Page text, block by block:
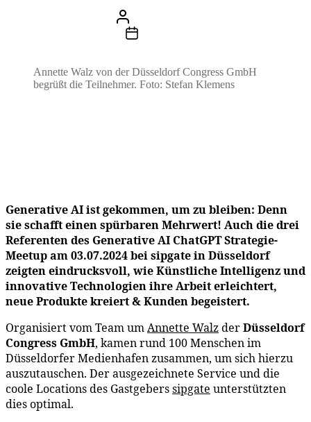
Beitragsautor
Beitragsdatum
Annette Walz von der Düsseldorf Congress GmbH
begrüßt die Teilnehmer. Foto: Stefan Klemens
Generative AI ist gekommen, um zu bleiben: Denn
sie schafft einen spürbaren Mehrwert! Auch die drei
Referenten des Generative AI ChatGPT Strategie-
Meetup am 03.07.2024 bei sipgate in Düsseldorf
zeigten eindrucksvoll, wie Künstliche Intelligenz und
innovative Technologien ihre Arbeit erleichtert,
neue Produkte kreiert & Kunden begeistert.
Organisiert vom Team umAnnette WalzderDüsseldorf
Congress GmbH, kamen rund 100 Menschen im
Düsseldorfer Medienhafen zusammen, um sich hierzu
auszutauschen. Der ausgezeichnete Service und die
coole Locations des Gastgeberssipgate unterstützten
dies optimal.